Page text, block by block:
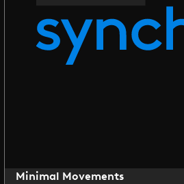
Minimal Movements